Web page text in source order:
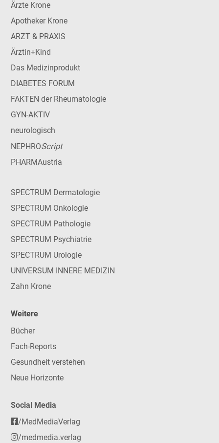
Ärzte Krone
Apotheker Krone
ARZT & PRAXIS
Ärztin+Kind
Das Medizinprodukt
DIABETES FORUM
FAKTEN der Rheumatologie
GYN-AKTIV
neurologisch
NEPHROScript
PHARMAustria
SPECTRUM Dermatologie
SPECTRUM Onkologie
SPECTRUM Pathologie
SPECTRUM Psychiatrie
SPECTRUM Urologie
UNIVERSUM INNERE MEDIZIN
Zahn Krone
Weitere
Bücher
Fach-Reports
Gesundheit verstehen
Neue Horizonte
Social Media
/MedMediaVerlag
/medmedia.verlag